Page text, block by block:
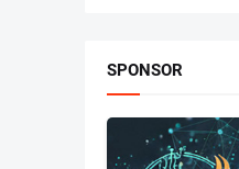
SPONSOR